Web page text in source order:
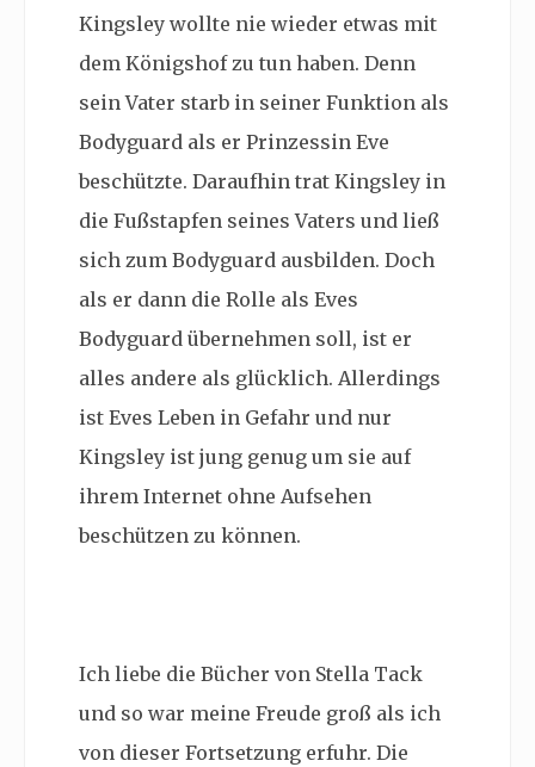
Kingsley wollte nie wieder etwas mit
dem Königshof zu tun haben. Denn
sein Vater starb in seiner Funktion als
Bodyguard als er Prinzessin Eve
beschützte. Daraufhin trat Kingsley in
die Fußstapfen seines Vaters und ließ
sich zum Bodyguard ausbilden. Doch
als er dann die Rolle als Eves
Bodyguard übernehmen soll, ist er
alles andere als glücklich. Allerdings
ist Eves Leben in Gefahr und nur
Kingsley ist jung genug um sie auf
ihrem Internet ohne Aufsehen
beschützen zu können.
Ich liebe die Bücher von Stella Tack
und so war meine Freude groß als ich
von dieser Fortsetzung erfuhr. Die